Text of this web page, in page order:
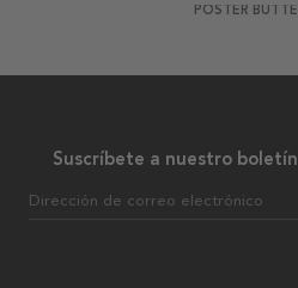
Suscríbete a nuestro boletín
Dirección de correo electrónico